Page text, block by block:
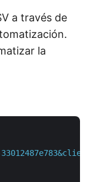
a través de
la